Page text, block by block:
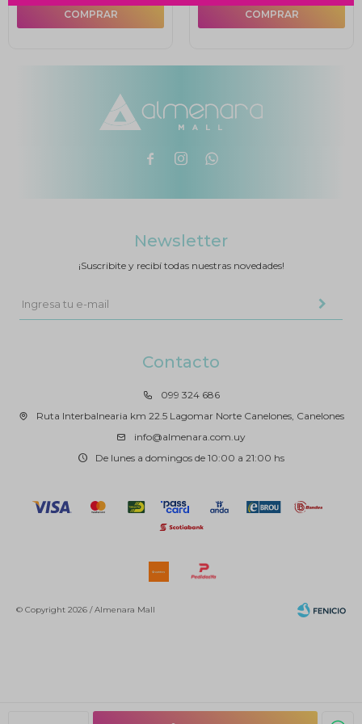
  
Contacto
099 324 686
Ruta Interbalnearia km 22.5 Lagomar Norte Canelones, Canelones
info@almenara.com.uy
De lunes a domingos de 10:00 a 21:00 hs
Newsletter
¡Suscribite y recibí todas nuestras novedades!
© Copyright 2026 / Almenara Mall